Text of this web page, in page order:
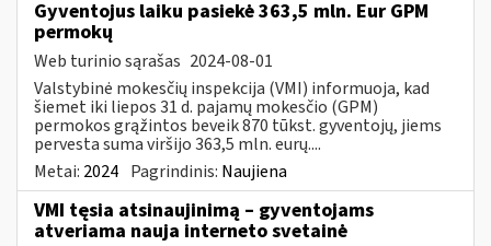
Gyventojus laiku pasiekė 363,5 mln. Eur GPM
permokų
Web turinio sąrašas 2024-08-01
Valstybinė mokesčių inspekcija (VMI) informuoja, kad
šiemet iki liepos 31 d. pajamų mokesčio (GPM)
permokos grąžintos beveik 870 tūkst. gyventojų, jiems
pervesta suma viršijo 363,5 mln. eurų....
Metai: 2024 Pagrindinis: Naujiena
VMI tęsia atsinaujinimą – gyventojams
atveriama nauja interneto svetainė